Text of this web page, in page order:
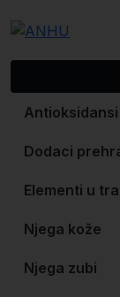
to
Antioksidansi
Dodaci
Elementi u
Njega kože
Njega zubi